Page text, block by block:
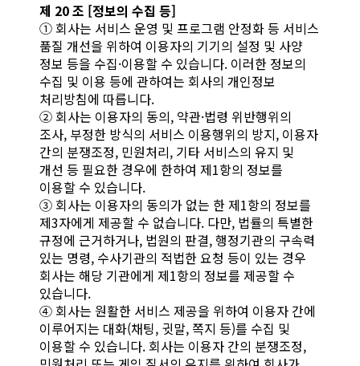
제 20 조 [정보의 수집 등]
① 회사는 서비스 운영 및 프로그램 안정화 등 서비스
품질 개선을 위하여 이용자의 기기의 설정 및 사양
정보 등을 수집·이용할 수 있습니다. 이러한 정보의
수집 및 이용 등에 관하여는 회사의 개인정보
처리방침에 따릅니다.
② 회사는 이용자의 동의, 약관·법령 위반행위의
조사, 부정한 방식의 서비스 이용행위의 방지, 이용자
간의 분쟁조정, 민원처리, 기타 서비스의 유지 및
개선 등 필요한 경우에 한하여 제1항의 정보를
이용할 수 있습니다.
③ 회사는 이용자의 동의가 없는 한 제1항의 정보를
제3자에게 제공할 수 없습니다. 다만, 법률의 특별한
규정에 근거하거나, 법원의 판결, 행정기관의 구속력
있는 명령, 수사기관의 적법한 요청 등이 있는 경우
회사는 해당 기관에게 제1항의 정보를 제공할 수
있습니다.
④ 회사는 원활한 서비스 제공을 위하여 이용자 간에
이루어지는 대화(채팅, 귓말, 쪽지 등)를 수집 및
이용할 수 있습니다. 회사는 이용자 간의 분쟁조정,